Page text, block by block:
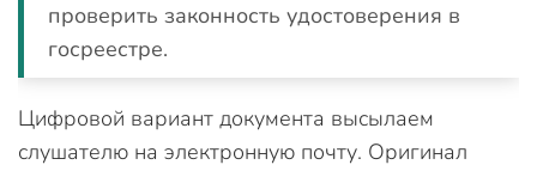
проверить законность удостоверения в
госреестре.
Цифровой вариант документа высылаем
слушателю на электронную почту. Оригинал